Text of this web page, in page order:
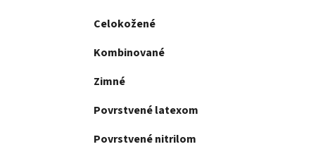
Celokožené
Kombinované
Zimné
Povrstvené latexom
Povrstvené nitrilom